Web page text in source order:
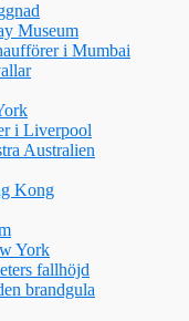
Museum
i Mumbai
i Liverpool
Australien
Kong
York
fallhöjd
brandgula